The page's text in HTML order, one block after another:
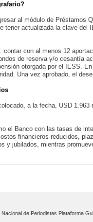
al módulo de Préstamos
tener actualizada la clave del
contar con al menos 12
de reserva y/o cesantía
otorgada por el IESS.
Una vez aprobado, el
a la fecha, USD 1.963
el Banco con las tasas de
financieros reducidos,
y jubilados, mientras
de Periodistas Plataforma